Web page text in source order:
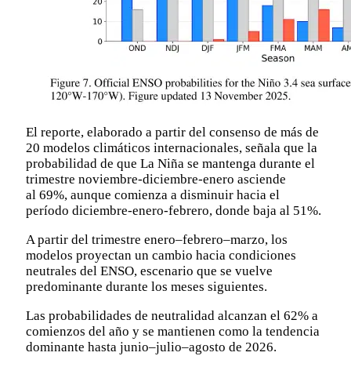
El reporte, elaborado a partir del consenso de más de
20 modelos climáticos internacionales, señala que la
probabilidad de que La Niña se mantenga durante el
trimestre noviembre-diciembre-enero asciende
al 69%, aunque comienza a disminuir hacia el
período diciembre-enero-febrero, donde baja al 51%.
A partir del trimestre enero–febrero–marzo, los
modelos proyectan un cambio hacia condiciones
neutrales del ENSO, escenario que se vuelve
predominante durante los meses siguientes.
Las probabilidades de neutralidad alcanzan el 62% a
comienzos del año y se mantienen como la tendencia
dominante hasta junio–julio–agosto de 2026.